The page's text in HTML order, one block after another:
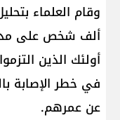
ألف شخص على
أولئك الذين
في خطر الإصابة
عن عمرهم.